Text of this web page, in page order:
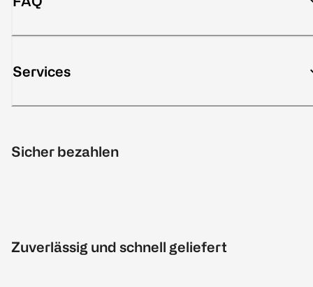
Services
Sicher bezahlen
Zuverlässig und schnell geliefert